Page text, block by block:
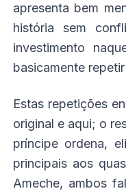
apresenta bem
história sem
investimento
basicamente
Estas repetições
original e aqui; o
príncipe ordena,
principais aos
Ameche, ambos